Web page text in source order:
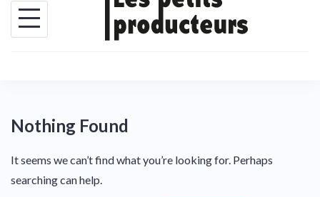
Nothing Found
It seems we can’t find what you’re looking for. Perhaps
searching can help.